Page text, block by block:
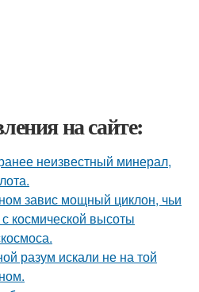
на сайте:
неизвестный минерал,
завис мощный циклон, чьи
космической высоты
разум искали не на той